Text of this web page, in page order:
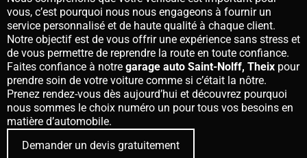
vous, c’est pourquoi nous nous engageons à fournir un
service personnalisé et de haute qualité à chaque client.
Notre objectif est de vous offrir une expérience sans stress et
de vous permettre de reprendre la route en toute confiance.
Faites confiance à notre garage auto Saint-Nolff, Theix pour
prendre soin de votre voiture comme si c’était la nôtre.
Prenez rendez-vous dès aujourd’hui et découvrez pourquoi
nous sommes le choix numéro un pour tous vos besoins en
matière d’automobile.
Demander un devis gratuitement